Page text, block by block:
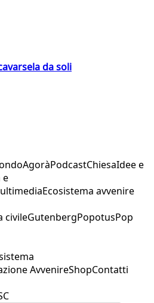
da soli
AgoràPodcastChiesaIdee e
e
Ecosistema avvenire
civileGutenbergPopotusPop
AvvenireShopContatti